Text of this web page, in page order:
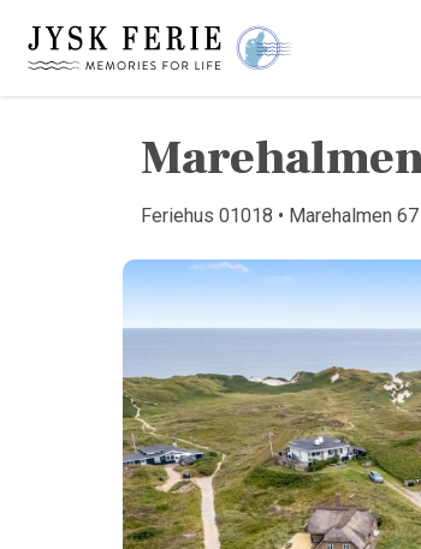
Feriehus 01018 • Marehalmen